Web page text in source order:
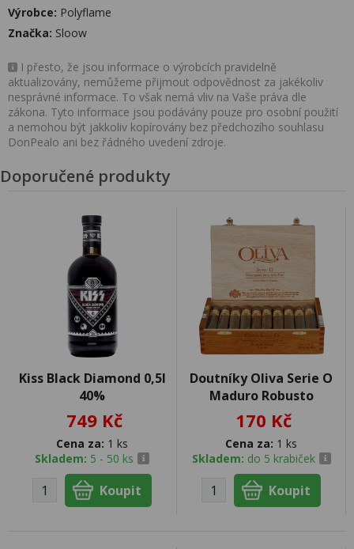
Výrobce: Polyflame
Značka: Sloow
I přesto, že jsou informace o výrobcích pravidelně
aktualizovány, nemůžeme přijmout odpovědnost za jakékoliv
nesprávné informace. To však nemá vliv na Vaše práva dle
zákona. Tyto informace jsou podávány pouze pro osobní použití
a nemohou být jakkoliv kopírovány bez předchozího souhlasu
DonPealo ani bez řádného uvedení zdroje.
Doporučené produkty
Kiss Black Diamond 0,5l
40%
749 Kč
Cena za: 1 ks
Skladem: 5 - 50 ks
Doutníky Oliva Serie O
Maduro Robusto
170 Kč
Cena za: 1 ks
Skladem: do 5 krabiček